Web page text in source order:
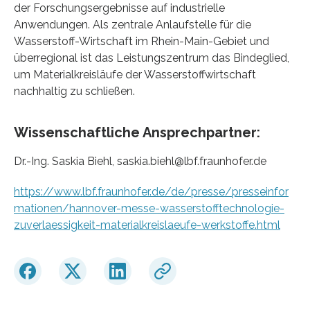
der Forschungsergebnisse auf industrielle
Anwendungen. Als zentrale Anlaufstelle für die
Wasserstoff-Wirtschaft im Rhein-Main-Gebiet und
überregional ist das Leistungszentrum das Bindeglied,
um Materialkreisläufe der Wasserstoffwirtschaft
nachhaltig zu schließen.
Wissenschaftliche Ansprechpartner:
Dr.-Ing. Saskia Biehl, saskia.biehl@lbf.fraunhofer.de
https://www.lbf.fraunhofer.de/de/presse/presseinfor
mationen/hannover-messe-wasserstofftechnologie-
zuverlaessigkeit-materialkreislaeufe-werkstoffe.html